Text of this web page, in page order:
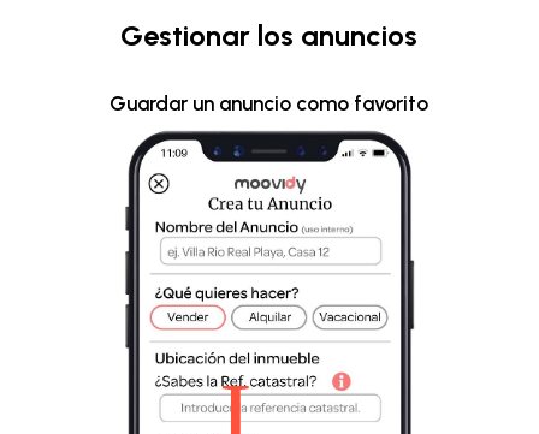
Gestionar los anuncios
Guardar un anuncio como favorito